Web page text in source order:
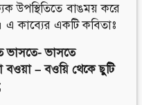
উপস্থিতিতে বাঙময় করে
এ কাব্যের একটি কবিতাঃ
ভাসতে- ভাসতে
বওয়া – বওয়ি থেকে ছুটি